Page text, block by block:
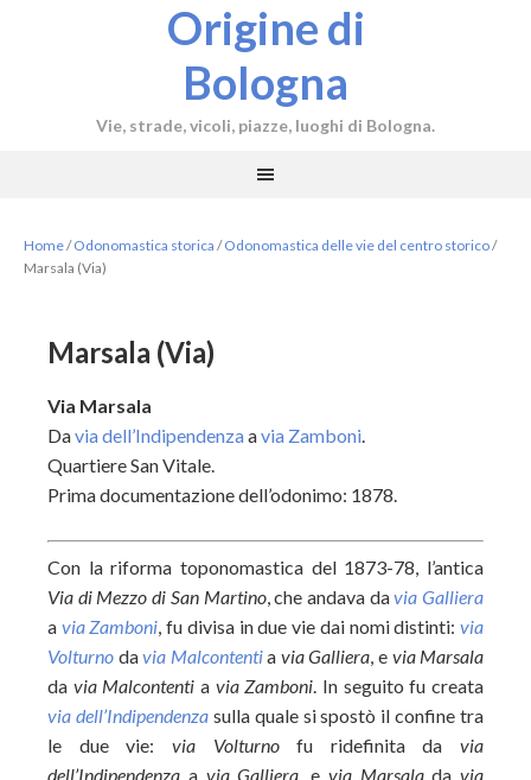
Origine di
Bologna
Vie, strade, vicoli, piazze, luoghi di Bologna.
Home/ Odonomastica storica / Odonomastica delle vie del centro storico/
Marsala (Via)
Marsala (Via)
Via Marsala
Davia dell’Indipendenzaavia Zamboni.
Quartiere San Vitale.
Prima documentazione dell’odonimo: 1878.
Con la riforma toponomastica del 1873-78, l’antica
Via di Mezzo di San Martino, che andava davia Galliera
a via Zamboni, fu divisa in due vie dai nomi distinti:via
Volturno davia Malcontentia via Galliera, e via Marsala
da via Malcontenti a via Zamboni. In seguito fu creata
via dell’Indipendenzasulla quale si spostò il confine tra
le due vie: via Volturnofu ridefinita da via
dell’Indipendenza a via Galliera, e via Marsalada via